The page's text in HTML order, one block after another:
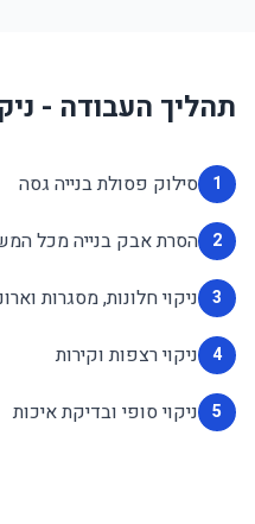
תהליך העבודה -
1 סילוק פסולת בנייה גסה
2 הסרת אבק בנייה מכל
3 ניקוי חלונות, מסגרות
4 ניקוי רצפות וקירות
5 ניקוי סופי ובדיקת איכות